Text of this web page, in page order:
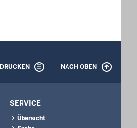
DRUCKEN NACH OBEN
SERVICE
Übersicht